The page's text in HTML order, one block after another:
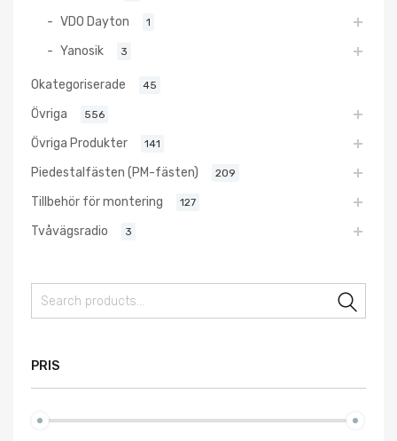
VDO Dayton 1
Yanosik 3
Okategoriserade 45
Övriga 556
Övriga Produkter 141
Piedestalfästen (PM-fästen) 209
Tillbehör för montering 127
Tvåvägsradio 3
PRIS